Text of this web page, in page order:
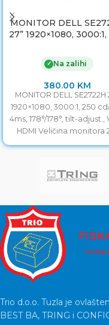
MONITOR DELL
27” 1920×1080,
adjust., VGA, HDMI
✓ Na zalihi
380.00 KM
MONITOR DELL SE2722H
1920×1080, 3000:1, 250
4ms, 178°/178°, tilt-adjust.,
HDMI Veličina monitora
Vrijeme odziva 4ms
Trio d.o.o. Tuzla je
BEST BA, TRING i